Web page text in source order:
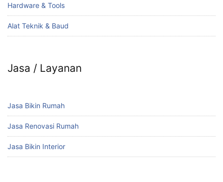
Hardware & Tools
Alat Teknik & Baud
Jasa / Layanan
Jasa Bikin Rumah
Jasa Renovasi Rumah
Jasa Bikin Interior